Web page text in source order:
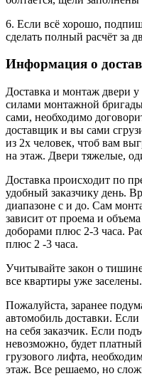
6. Если всё хорошо,
сделать полный расчёт за
Информация о
Доставка и монтаж двери
силами монтажной
сами, необходимо
доставщик и вы сами
из 2х человек, чтоб вам
на этаж. Двери тяжелые,
Доставка происходит по
удобный заказчику день.
диапазоне с и до. Сам
зависит от проема и
доборами плюс 2-3 часа.
плюс 2 -3 часа.
Учитывайте закон о
все квартиры уже заселены.
Пожалуйста, заранее
автомобиль доставки. Если
на себя заказчик. Если
невозможно, будет
грузового лифта,
этаж. Все решаемо, но